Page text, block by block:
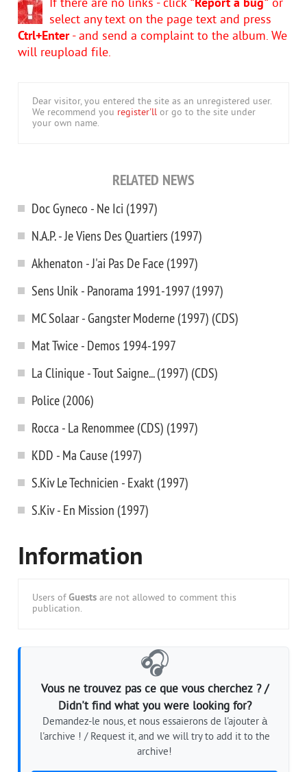
If there are no links - click "Report a bug" or
select any text on the page text and press
Ctrl+Enter- and send a complaint to the album. We
will reupload file.
Dear visitor, you entered the site as an unregistered user.
We recommend you register'll or go to the site under
your own name.
RELATED NEWS
Doc Gyneco - Ne Ici (1997)
N.A.P. - Je Viens Des Quartiers (1997)
Akhenaton - J'ai Pas De Face (1997)
Sens Unik - Panorama 1991-1997 (1997)
MC Solaar - Gangster Moderne (1997) (CDS)
Mat Twice - Demos 1994-1997
La Clinique - Tout Saigne... (1997) (CDS)
Police (2006)
Rocca - La Renommee (CDS) (1997)
KDD - Ma Cause (1997)
S.Kiv Le Technicien - Exakt (1997)
S.Kiv - En Mission (1997)
Information
Users of Guests are not allowed to comment this
publication.
🎧
Vous ne trouvez pas ce que vous cherchez ? /
Didn't find what you were looking for?
Demandez-le nous, et nous essaierons de l'ajouter à
l'archive ! / Request it, and we will try to add it to the
archive!